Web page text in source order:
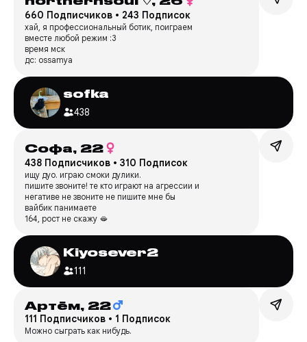
660 Подписчиков • 243 Подписок
хай, я профессиональный ботик, поиграем
вместе любой режим :3
время мск
дс: ossamya
sofka
438
Софа, 22
438 Подписчиков • 310 Подписок
ищу дуо. играю смоки дулики.
пишите звоните! те кто играют на агрессии и
негативе не звоните не пишите мне бы
вайбик панимаете
164, рост не скажу 🫦
Kiyosever2
111
Артём, 22
111 Подписчиков • 1 Подписок
Можно сыграть как нибудь.